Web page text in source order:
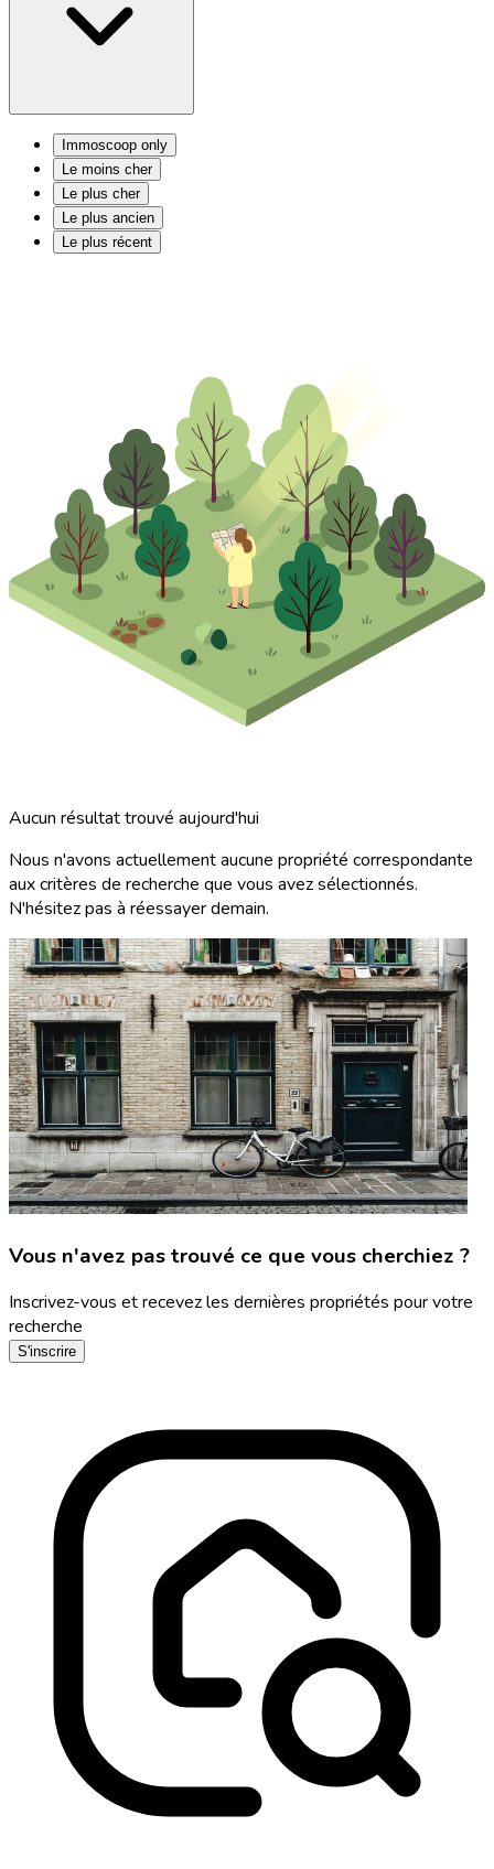
Immoscoop only
Le moins cher
Le plus cher
Le plus ancien
Le plus récent
Aucun résultat trouvé aujourd'hui
Nous n'avons actuellement aucune propriété correspondante
aux critères de recherche que vous avez sélectionnés.
N'hésitez pas à réessayer demain.
Vous n'avez pas trouvé ce que vous cherchiez ?
Inscrivez-vous et recevez les dernières propriétés pour votre
recherche
S'inscrire